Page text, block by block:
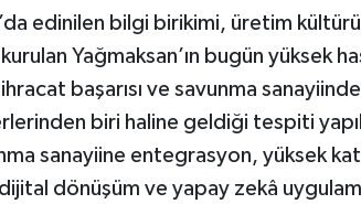
edinilen bilgi birikimi, üretim
Yağmaksan’ın bugün yüksek
başarısı ve savunma
biri haline geldiği tespiti
sanayiine entegrasyon, yüksek
dönüşüm ve yapay zekâ